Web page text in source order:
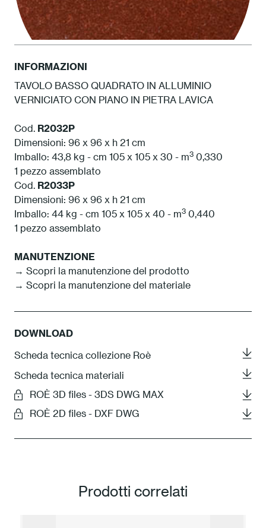
PL01 Borgogna
INFORMAZIONI
TAVOLO BASSO QUADRATO IN ALLUMINIO
VERNICIATO CON PIANO IN PIETRA LAVICA
Cod. R2032P
Dimensioni: 96 x 96 x h 21 cm
Imballo: 43,8 kg - cm 105 x 105 x 30 - m3 0,330
1 pezzo assemblato
Cod. R2033P
Dimensioni: 96 x 96 x h 21 cm
Imballo: 44 kg - cm 105 x 105 x 40 - m3 0,440
1 pezzo assemblato
MANUTENZIONE
→ Scopri la manutenzione del prodotto
→ Scopri la manutenzione del materiale
DOWNLOAD
Scheda tecnica collezione Roè
Scheda tecnica materiali
ROÈ 3D files - 3DS DWG MAX
ROÈ 2D files - DXF DWG
Prodotti correlati